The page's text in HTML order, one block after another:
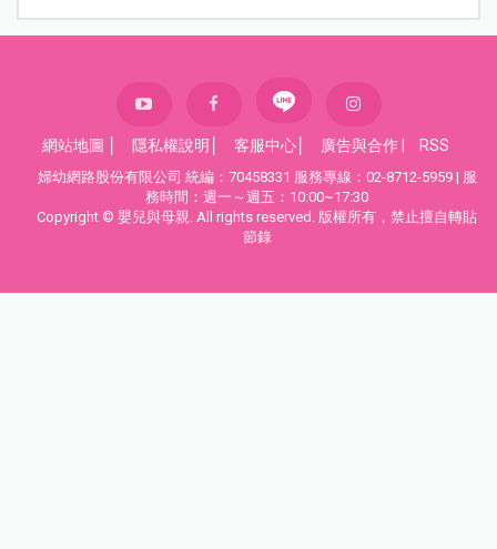
網站地圖 隱私權說明 客服中心 廣告與合作 RSS
婦幼網路股份有限公司 統編：70458331 服務專線：02-8712-5959 | 服
務時間：週一～週五：10:00~17:30
Copyright © 嬰兒與母親. All rights reserved. 版權所有，禁止擅自轉貼
節錄